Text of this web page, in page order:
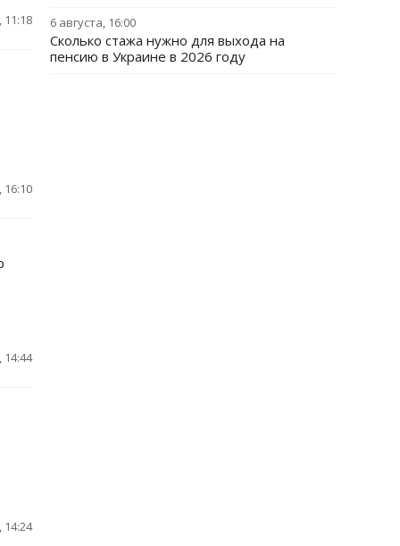
11:18
16:10
14:44
14:24
6 августа, 16:00
Сколько стажа нужно для выхода на
пенсию в Украине в 2026 году